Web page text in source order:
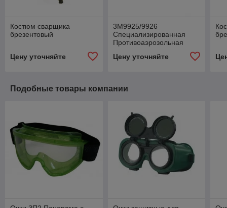
Костюм сварщика
брезентовый
Цену уточняйте
3М9925/9926
Специализированная
Противоаэрозольная
Фильтрующая Полумаска
с обтюратором
Цену уточняйте
Подобные товары компании